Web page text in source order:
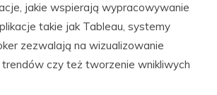
jakie wspierają wypracowywanie
takie jak Tableau, systemy
zezwalają na wizualizowanie
trendów czy też tworzenie wnikliwych